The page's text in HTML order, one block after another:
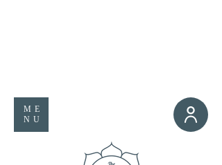
ME
NU